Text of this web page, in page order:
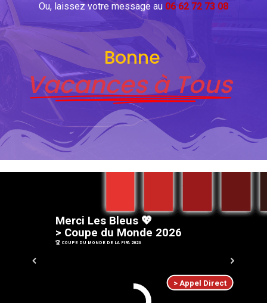
Ou, laissez votre message au 06 62 72 73 08
Bonne
Vacances à Tous
> Appel Direct
Merci Les B eus 💖
> Coupe du Monde 2026
🏆 COUPE DU MONDE DE LA FIFA 2026